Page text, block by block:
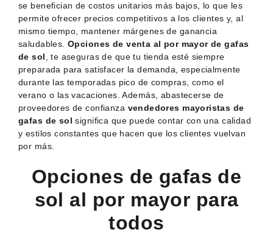
se benefician de costos unitarios más bajos, lo que les
permite ofrecer precios competitivos a los clientes y, al
mismo tiempo, mantener márgenes de ganancia
saludables.Opciones de venta al por mayor de gafas
de sol , te aseguras de que tu tienda esté siempre
preparada para satisfacer la demanda, especialmente
durante las temporadas pico de compras, como el
verano o las vacaciones. Además, abastecerse de
proveedores de confianza vendedores mayoristas de
gafas de sol significa que puede contar con una calidad
y estilos constantes que hacen que los clientes vuelvan
por más.
Opciones de gafas de
sol al por mayor para
todos